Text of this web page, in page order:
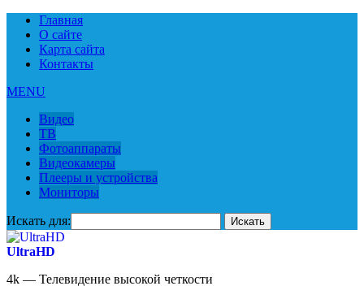
Главная
О сайте
Карта сайта
Контакты
MENU
Видео
ТВ
Фотоаппараты
Видеокамеры
Плееры и устройства
Мониторы
Искать для:
UltraHD
4k — Телевидение высокой четкости